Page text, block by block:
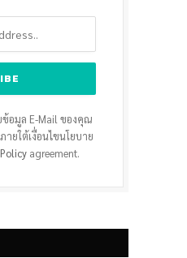
ข้อมูล E-Mail ของคุณ
ายใต้เงื่อนไขนโยบาย
agreement.